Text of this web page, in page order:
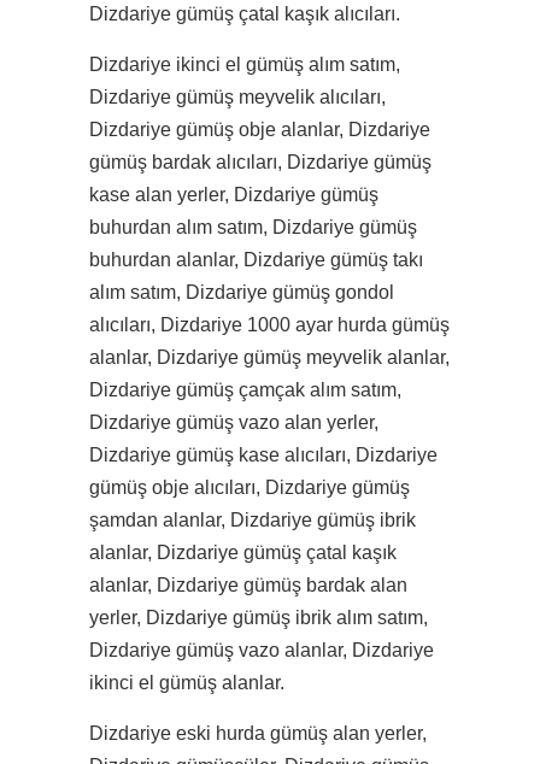
Dizdariye gümüş çatal kaşık alıcıları.
Dizdariye ikinci el gümüş alım satım,
Dizdariye gümüş meyvelik alıcıları,
Dizdariye gümüş obje alanlar, Dizdariye
gümüş bardak alıcıları, Dizdariye gümüş
kase alan yerler, Dizdariye gümüş
buhurdan alım satım, Dizdariye gümüş
buhurdan alanlar, Dizdariye gümüş takı
alım satım, Dizdariye gümüş gondol
alıcıları, Dizdariye 1000 ayar hurda gümüş
alanlar, Dizdariye gümüş meyvelik alanlar,
Dizdariye gümüş çamçak alım satım,
Dizdariye gümüş vazo alan yerler,
Dizdariye gümüş kase alıcıları, Dizdariye
gümüş obje alıcıları, Dizdariye gümüş
şamdan alanlar, Dizdariye gümüş ibrik
alanlar, Dizdariye gümüş çatal kaşık
alanlar, Dizdariye gümüş bardak alan
yerler, Dizdariye gümüş ibrik alım satım,
Dizdariye gümüş vazo alanlar, Dizdariye
ikinci el gümüş alanlar.
Dizdariye eski hurda gümüş alan yerler,